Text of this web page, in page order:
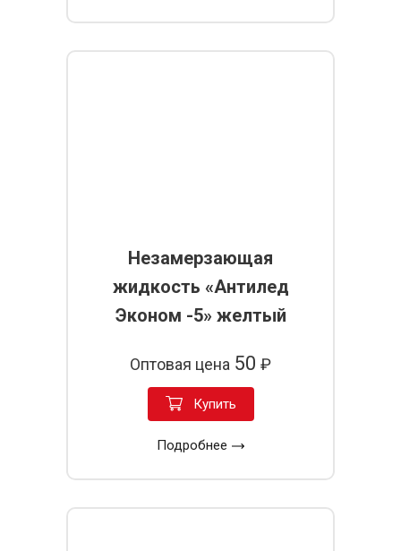
Незамерзающая
жидкость «Антилед
Эконом -5» желтый
Оптовая цена 50 ₽
Купить
Подробнее